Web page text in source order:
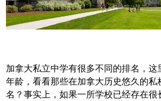
多伦多地产
大多伦多地区楼花开发商名录
楼花地图
加拿大私立中学有很多不同的排名，
年龄，看看那些在加拿大历史悠久的
名？事实上，如果一所学校已经存在很